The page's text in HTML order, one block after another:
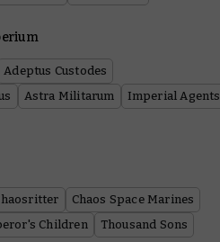
Adeptus Custodes
Astra Militarum
Imperial Agents
Chaos Space Marines
Children
Thousand Sons